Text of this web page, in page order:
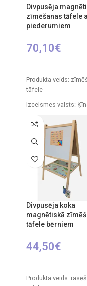
Divpusēja
zīmēšanas tāfele
piederumiem
70,10€
Produkta veids:
tāfele
Izcelsmes valsts:
Iepakojuma izmēri: 12
x 76,5 cm
Produkta izmēri: 33 x
Ieteicamais vecums:
gadiem.
Divpusēja koka
magnētiskā
tāfele bērniem
44,50€
Produkta veids: